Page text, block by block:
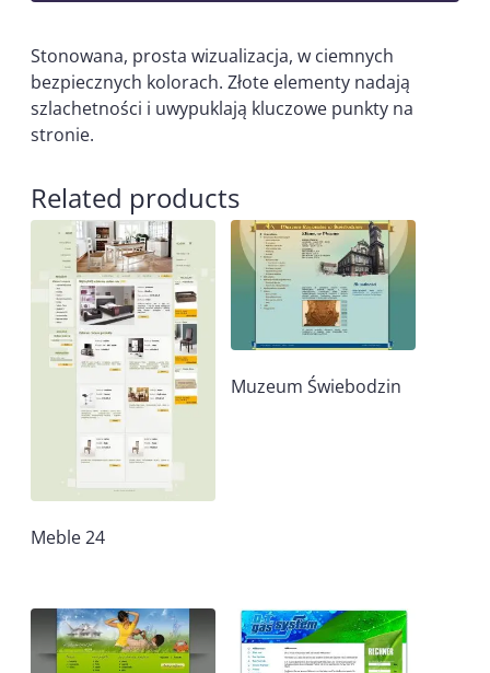
Stonowana, prosta wizualizacja, w ciemnych
bezpiecznych kolorach. Złote elementy nadają
szlachetności i uwypuklają kluczowe punkty na
stronie.
Related products
Meble 24
Muzeum Świebodzin